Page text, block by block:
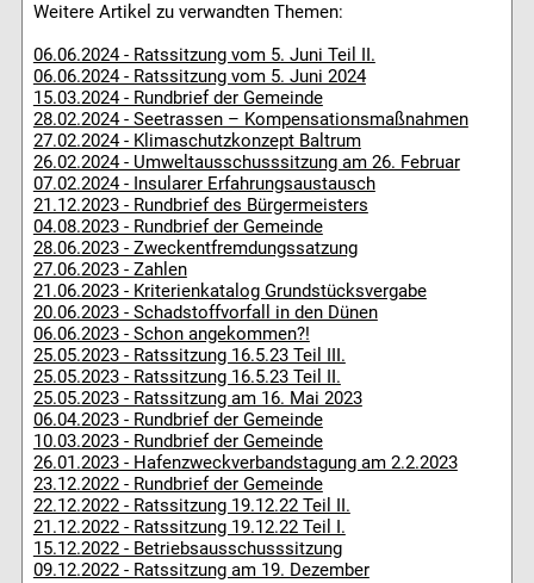
Weitere Artikel zu verwandten Themen:
06.06.2024 - Ratssitzung vom 5. Juni Teil II.
06.06.2024 - Ratssitzung vom 5. Juni 2024
15.03.2024 - Rundbrief der Gemeinde
28.02.2024 - Seetrassen – Kompensationsmaßnahmen
27.02.2024 - Klimaschutzkonzept Baltrum
26.02.2024 - Umweltausschusssitzung am 26. Februar
07.02.2024 - Insularer Erfahrungsaustausch
21.12.2023 - Rundbrief des Bürgermeisters
04.08.2023 - Rundbrief der Gemeinde
28.06.2023 - Zweckentfremdungssatzung
27.06.2023 - Zahlen
21.06.2023 - Kriterienkatalog Grundstücksvergabe
20.06.2023 - Schadstoffvorfall in den Dünen
06.06.2023 - Schon angekommen?!
25.05.2023 - Ratssitzung 16.5.23 Teil III.
25.05.2023 - Ratssitzung 16.5.23 Teil II.
25.05.2023 - Ratssitzung am 16. Mai 2023
06.04.2023 - Rundbrief der Gemeinde
10.03.2023 - Rundbrief der Gemeinde
26.01.2023 - Hafenzweckverbandstagung am 2.2.2023
23.12.2022 - Rundbrief der Gemeinde
22.12.2022 - Ratssitzung 19.12.22 Teil II.
21.12.2022 - Ratssitzung 19.12.22 Teil I.
15.12.2022 - Betriebsausschusssitzung
09.12.2022 - Ratssitzung am 19. Dezember